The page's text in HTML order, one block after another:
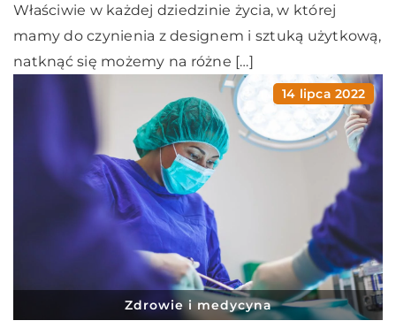
Właściwie w każdej dziedzinie życia, w której
mamy do czynienia z designem i sztuką użytkową,
natknąć się możemy na różne […]
14 lipca 2022
Zdrowie i medycyna